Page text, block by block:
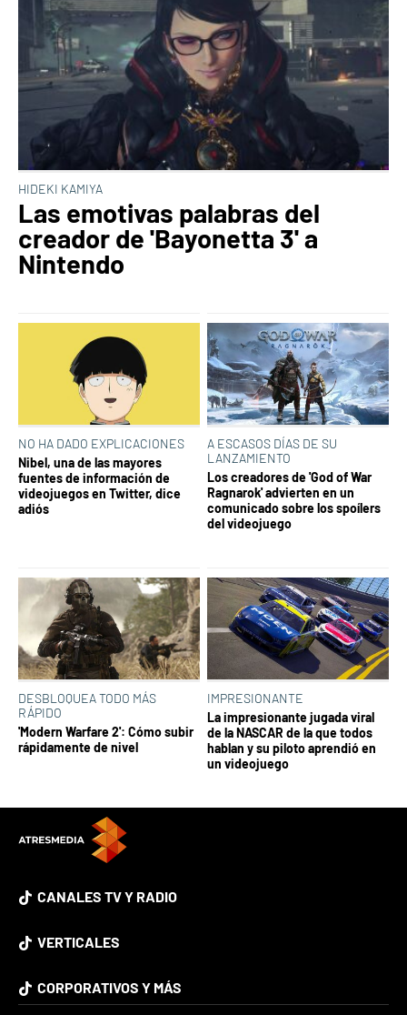
HIDEKI KAMIYA
Las emotivas palabras del
creador de 'Bayonetta 3' a
Nintendo
NO HA DADO EXPLICACIONES
Nibel, una de las mayores
fuentes de información de
videojuegos en Twitter, dice
adiós
A ESCASOS DÍAS DE SU
LANZAMIENTO
Los creadores de 'God of War
Ragnarok' advierten en un
comunicado sobre los spoílers
del videojuego
DESBLOQUEA TODO MÁS
RÁPIDO
'Modern Warfare 2': Cómo subir
rápidamente de nivel
IMPRESIONANTE
La impresionante jugada viral
de la NASCAR de la que todos
hablan y su piloto aprendió en
un videojuego
CANALES TV Y RADIO
VERTICALES
CORPORATIVOS Y MÁS